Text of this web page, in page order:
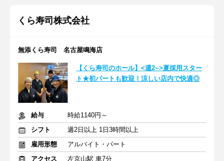
くら寿司株式会社
無添くら寿司 名古屋鳴海店
【くら寿司のホール】<週2~>夏採用スター
ト★初パートも歓迎！涼しい店内で快適◎
給与
時給1140円～
シフト
週2日以上 1日3時間以上
雇用形態
アルバイト・パート
アクセス
左京山駅 車7分